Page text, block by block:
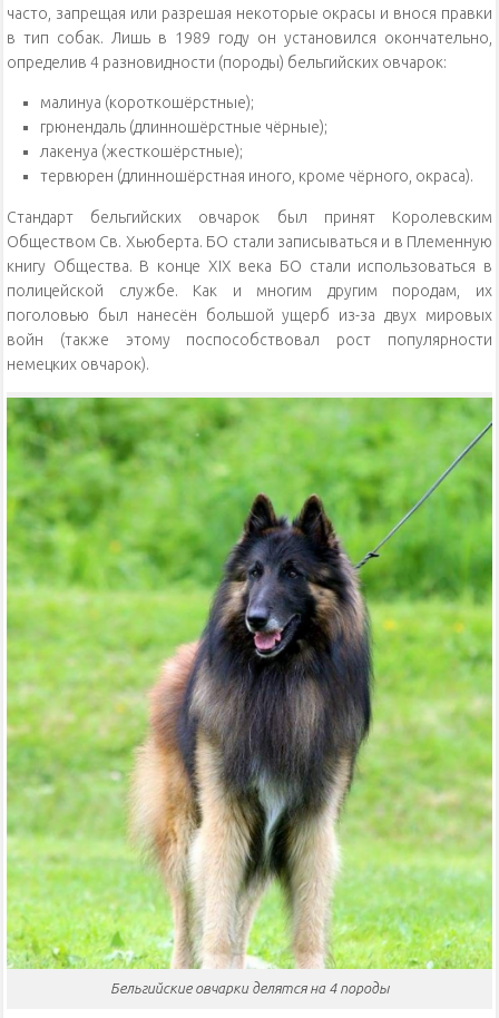
часто, запрещая или разрешая некоторые окрасы и внося правки
в тип собак. Лишь в 1989 году он установился окончательно,
определив 4 разновидности (породы) бельгийских овчарок:
малинуа (короткошёрстные);
грюнендаль (длинношёрстные чёрные);
лакенуа (жесткошёрстные);
тервюрен (длинношёрстная иного, кроме чёрного, окраса).
Стандарт бельгийских овчарок был принят Королевским
Обществом Св. Хьюберта. БО стали записываться и в Племенную
книгу Общества. В конце XIX века БО стали использоваться в
полицейской службе. Как и многим другим породам, их
поголовью был нанесён большой ущерб из-за двух мировых
войн (также этому поспособствовал рост популярности
немецких овчарок).
Бельгийские овчарки делятся на 4 породы